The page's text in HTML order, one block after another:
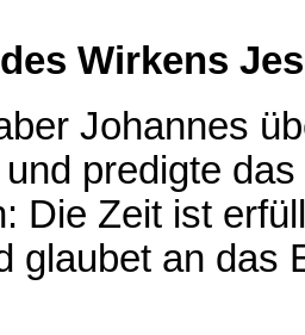
Wirkens
Johannes
predigte
Die Zeit ist
glaubet an das